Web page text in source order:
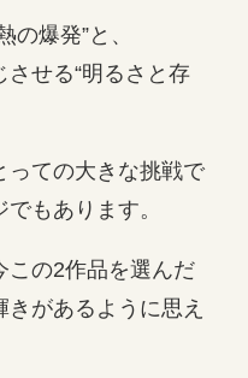
の爆発”と、
させる“明るさと存
っての大きな挑戦で
もあります。
この2作品を選んだ
があるように思え